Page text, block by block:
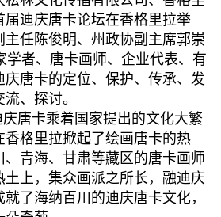
迪庆唐卡论坛在香格里拉举
任陈俊明、州政协副主席郭崇
学者、唐卡画师、企业代表、有
唐卡的定位、保护、传承、发
、探讨。
唐卡乘着国家提出的文化大繁
格里拉掀起了绘画唐卡的热
青海、甘肃等藏区的唐卡画师
上，集众画派之所长，融迪庆
了海纳百川的迪庆唐卡文化，